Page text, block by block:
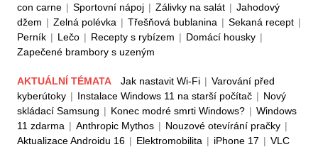
con carne | Sportovní nápoj | Zálivky na salát | Jahodový
džem | Zelná polévka | Třešňová bublanina | Sekaná recept |
Perník | Lečo | Recepty s rybízem | Domácí housky |
Zapečené brambory s uzeným
AKTUÁLNÍ TÉMATA Jak nastavit Wi-Fi | Varování před
kyberútoky | Instalace Windows 11 na starší počítač | Nový
skládací Samsung | Konec modré smrti Windows? | Windows
11 zdarma | Anthropic Mythos | Nouzové otevírání pračky |
Aktualizace Androidu 16 | Elektromobilita | iPhone 17 | VLC